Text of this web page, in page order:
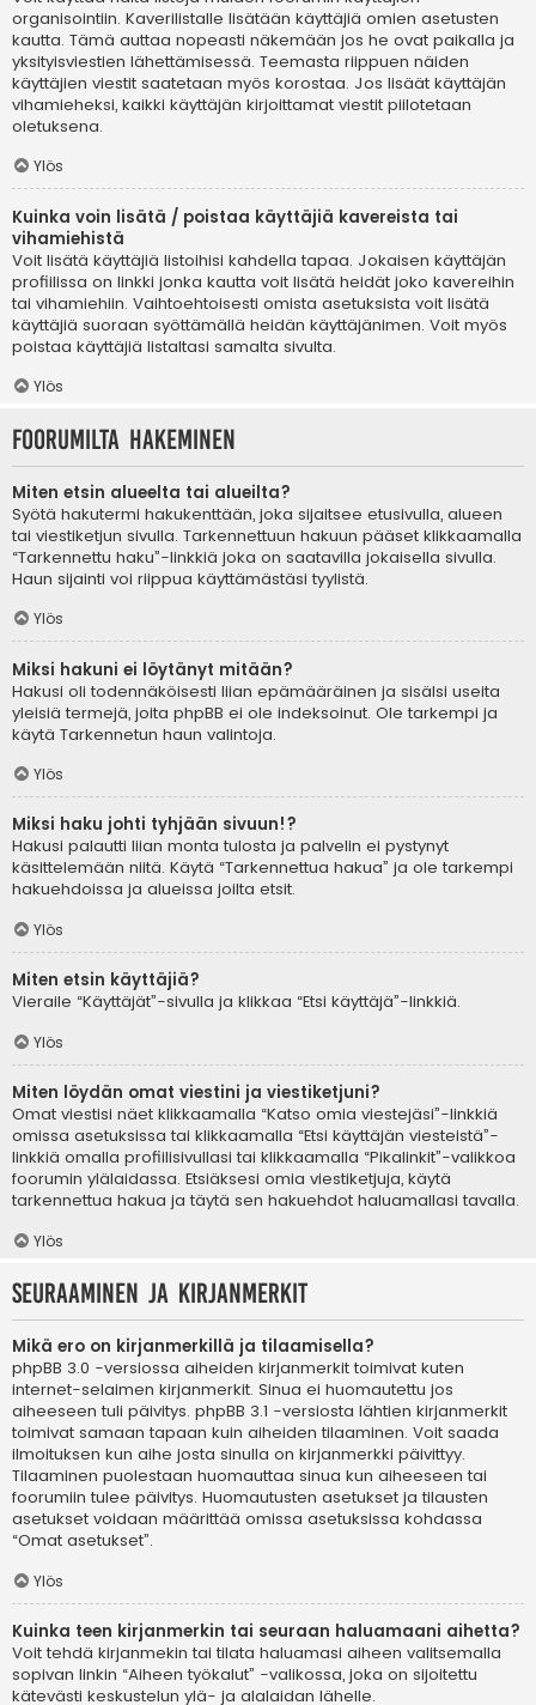
organisointiin. Kaverilistalle lisätään käyttäjiä omien asetusten
kautta. Tämä auttaa nopeasti näkemään jos he ovat paikalla ja
yksityisviestien lähettämisessä. Teemasta riippuen näiden
käyttäjien viestit saatetaan myös korostaa. Jos lisäät käyttäjän
vihamieheksi, kaikki käyttäjän kirjoittamat viestit piilotetaan
oletuksena.
Ylös
Kuinka voin lisätä / poistaa käyttäjiä kavereista tai
vihamiehistä
Voit lisätä käyttäjiä listoihisi kahdella tapaa. Jokaisen käyttäjän
profiilissa on linkki jonka kautta voit lisätä heidät joko kavereihin
tai vihamiehiin. Vaihtoehtoisesti omista asetuksista voit lisätä
käyttäjiä suoraan syöttämällä heidän käyttäjänimen. Voit myös
poistaa käyttäjiä listaltasi samalta sivulta.
Ylös
Foorumilta hakeminen
Miten etsin alueelta tai alueilta?
Syötä hakutermi hakukenttään, joka sijaitsee etusivulla, alueen
tai viestiketjun sivulla. Tarkennettuun hakuun pääset klikkaamalla
“Tarkennettu haku”-linkkiä joka on saatavilla jokaisella sivulla.
Haun sijainti voi riippua käyttämästäsi tyylistä.
Ylös
Miksi hakuni ei löytänyt mitään?
Hakusi oli todennäköisesti liian epämääräinen ja sisälsi useita
yleisiä termejä, joita phpBB ei ole indeksoinut. Ole tarkempi ja
käytä Tarkennetun haun valintoja.
Ylös
Miksi haku johti tyhjään sivuun!?
Hakusi palautti liian monta tulosta ja palvelin ei pystynyt
käsittelemään niitä. Käytä “Tarkennettua hakua” ja ole tarkempi
hakuehdoissa ja alueissa joilta etsit.
Ylös
Miten etsin käyttäjiä?
Vieraile “Käyttäjät”-sivulla ja klikkaa “Etsi käyttäjä”-linkkiä.
Ylös
Miten löydän omat viestini ja viestiketjuni?
Omat viestisi näet klikkaamalla “Katso omia viestejäsi”-linkkiä
omissa asetuksissa tai klikkaamalla “Etsi käyttäjän viesteistä”-
linkkiä omalla profiilisivullasi tai klikkaamalla “Pikalinkit”-valikkoa
foorumin ylälaidassa. Etsiäksesi omia viestiketjuja, käytä
tarkennettua hakua ja täytä sen hakuehdot haluamallasi tavalla.
Ylös
Seuraaminen ja kirjanmerkit
Mikä ero on kirjanmerkillä ja tilaamisella?
phpBB 3.0 -versiossa aiheiden kirjanmerkit toimivat kuten
internet-selaimen kirjanmerkit. Sinua ei huomautettu jos
aiheeseen tuli päivitys. phpBB 3.1 -versiosta lähtien kirjanmerkit
toimivat samaan tapaan kuin aiheiden tilaaminen. Voit saada
ilmoituksen kun aihe josta sinulla on kirjanmerkki päivittyy.
Tilaaminen puolestaan huomauttaa sinua kun aiheeseen tai
foorumiin tulee päivitys. Huomautusten asetukset ja tilausten
asetukset voidaan määrittää omissa asetuksissa kohdassa
“Omat asetukset”.
Ylös
Kuinka teen kirjanmerkin tai seuraan haluamaani aihetta?
Voit tehdä kirjanmekin tai tilata haluamasi aiheen valitsemalla
sopivan linkin “Aiheen työkalut” -valikossa, joka on sijoitettu
kätevästi keskustelun ylä- ja alalaidan lähelle.